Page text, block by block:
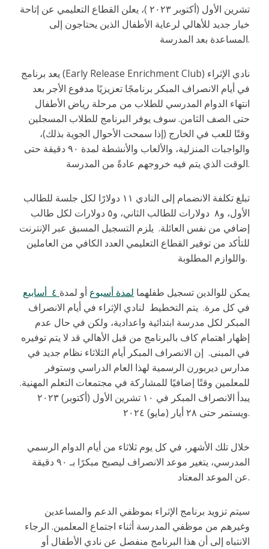
تشرين الأول (أكتوبر ٢٠٢٣ )، يعلن القطاع التعليمي عن إتاحة
خيار جديد للأهالي لرعاية الأطفال الذين يحتاجون إلى
المساعدة بعد المدرسة.
يعد برنامج (Early Release Enrichment Club) نادي الإثراء
في أيام الانصراف المبكر برنامجًا تعزيزيًا مدفوع الأجر بعد
انتهاء الدوام المدرسي للطلاب من مرحلة رياض الأطفال
حتى الصف الثامن. سوف يوفر البرنامج للطلاب المسجلين
وقتًا للعب في الخارج (إذا سمحت الأحوال الجوية بذلك)،
والواجبات المنزلية، والألعاب والأنشطة لمدة ٩٠ دقيقة حتى
الوقت الذي يتم فيه خروجهم عادةً من المدرسة.
تبلغ تكلفة الانضمام إلى النادي ١١ دولارًا لكل جلسة للطالب
الأول، و٨ دولارات للطالب الثاني، و٥ دولارات لكل طالب
إضافي من نفس العائلة. يلزم التسجيل المسبق عبر الإنترنت
للتأكد من توفير القطاع التعليمي العدد الكافي من العاملين
واللوازم المطلوبة.
يمكن للوالدين تسجيل طفلهما لمدة أسبوع أو لمدة
في كل مرة. يتم التخطيط لنادي الإثراء في أيام الانصراف
المبكر لكل مدرسة ابتدائية واعدادية، ولكن في حال عدم
إظهار اهتمام كاف بالبرنامج من قبل الأهالي قد لا يتم توفيره
في المبنى. إن الانصراف المبكر أيام الثلاثاء نظام جديد في
مدارس ديربورن الرسمية لهذا العام الدراسي وستوفر
للمعلمين وقتًا إضافيًا للمشاركة في مجتمعات التعلم المهنية.
يبدأ الانصراف المبكر في ١٠ تشرين الأول (أكتوبر) ٢٠٢٣
ويستمر حتى ٢٨ أيار (مايو) ٢٠٢٤.
خلال تلك الأشهر، في كل يوم ثلاثاء من أيام الدوام الرسمي
المدرسي، يتغير موعد الانصراف ليصبح مبكرًا بـ ٩٠ دقيقة
عن الموعد المعتاد.
سيتم تزويد برنامج الإثراء بموظفي الدعم والمساعدين
وغيرهم من موظفي المدرسة أثناء اجتماع المعلمين. الرجاء
الانتباه إلى أن هذا البرنامج منفصل عن نادي الأطفال أو